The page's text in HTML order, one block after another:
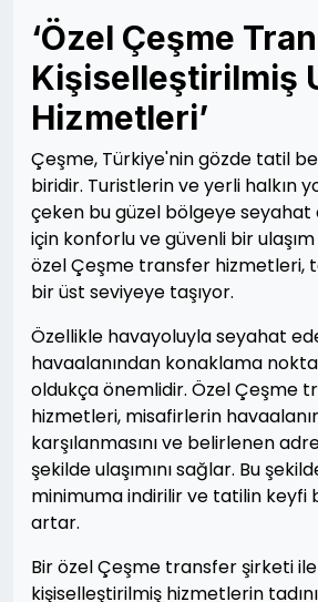
‘Özel Çeşme
Kişiselleştirilmiş
Hizmetleri’
Çeşme, Türkiye'nin gözde tatil
biridir. Turistlerin ve yerli halkın
çeken bu güzel bölgeye
için konforlu ve güvenli bir
özel Çeşme transfer hizmetleri,
bir üst seviyeye taşıyor.
Özellikle havayoluyla seyahat
havaalanından konaklama
oldukça önemlidir. Özel Çeşme
hizmetleri, misafirlerin
karşılanmasını ve belirlenen
şekilde ulaşımını sağlar. Bu
minimuma indirilir ve tatilin keyfi
artar.
Bir özel Çeşme transfer şirketi ile
kişiselleştirilmiş hizmetlerin